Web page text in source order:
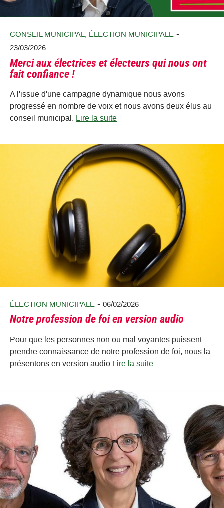
CONSEIL MUNICIPAL , ÉLECTION MUNICIPALE -
23/03/2026
Merci aux électrices et électeurs qui nous ont
fait confiance !
A l'issue d'une campagne dynamique nous avons
progressé en nombre de voix et nous avons deux élus au
conseil municipal. Lire la suite
ÉLECTION MUNICIPALE - 06/02/2026
Notre profession de foi en version audio
Pour que les personnes non ou mal voyantes puissent
prendre connaissance de notre profession de foi, nous la
présentons en version audio Lire la suite